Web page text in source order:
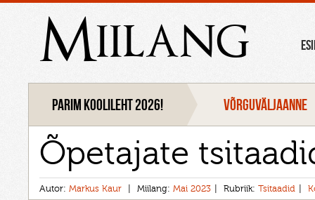
Miilang
Parim koolileht 2026! VÕRGUVÄLJAANNE
Õpetajate
Autor: Markus Kaur Miilang: Mai 2023 Rubriik: Tsitaadid